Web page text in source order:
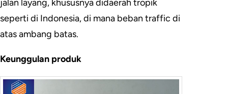
jalan layang, khususnya didaerah tropik
seperti di Indonesia, di mana beban traffic di
atas ambang batas.
Keunggulan produk